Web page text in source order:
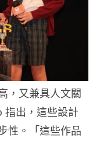
，又兼具人文關
指出，這些設計
性。「這些作品